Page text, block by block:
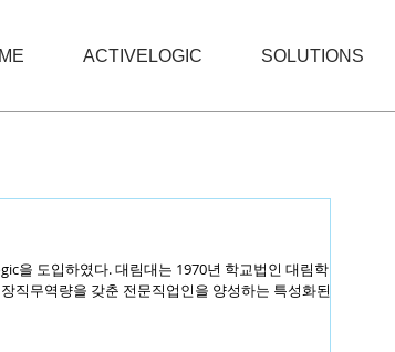
ACTIVELOGIC SOLUTIONS
을 도입하였다. 대림대는 1970년 학교법인 대림학원
무역량을 갖춘 전문직업인을 양성하는 특성화된 전